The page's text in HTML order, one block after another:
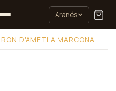
Aranés
D'AMETLA MARCONA